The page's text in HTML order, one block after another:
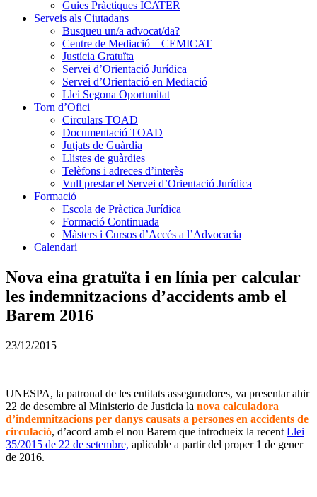
Guies Pràctiques ICATER
Serveis als Ciutadans
Busqueu un/a advocat/da?
Centre de Mediació – CEMICAT
Justícia Gratuïta
Servei d’Orientació Jurídica
Servei d’Orientació en Mediació
Llei Segona Oportunitat
Torn d’Ofici
Circulars TOAD
Documentació TOAD
Jutjats de Guàrdia
Llistes de guàrdies
Telèfons i adreces d’interès
Vull prestar el Servei d’Orientació Jurídica
Formació
Escola de Pràctica Jurídica
Formació Continuada
Màsters i Cursos d’Accés a l’Advocacia
Calendari
Nova eina gratuïta i en línia per calcular
les indemnitzacions d’accidents amb el
Barem 2016
23/12/2015
UNESPA, la patronal de les entitats asseguradores, va presentar ahir
22 de desembre al Ministerio de Justicia la nova calculadora
d’indemnitzacions per danys causats a persones en accidents de
circulació, d’acord amb el nou Barem que introdueix la recent Llei
35/2015 de 22 de setembre, aplicable a partir del proper 1 de gener
de 2016.